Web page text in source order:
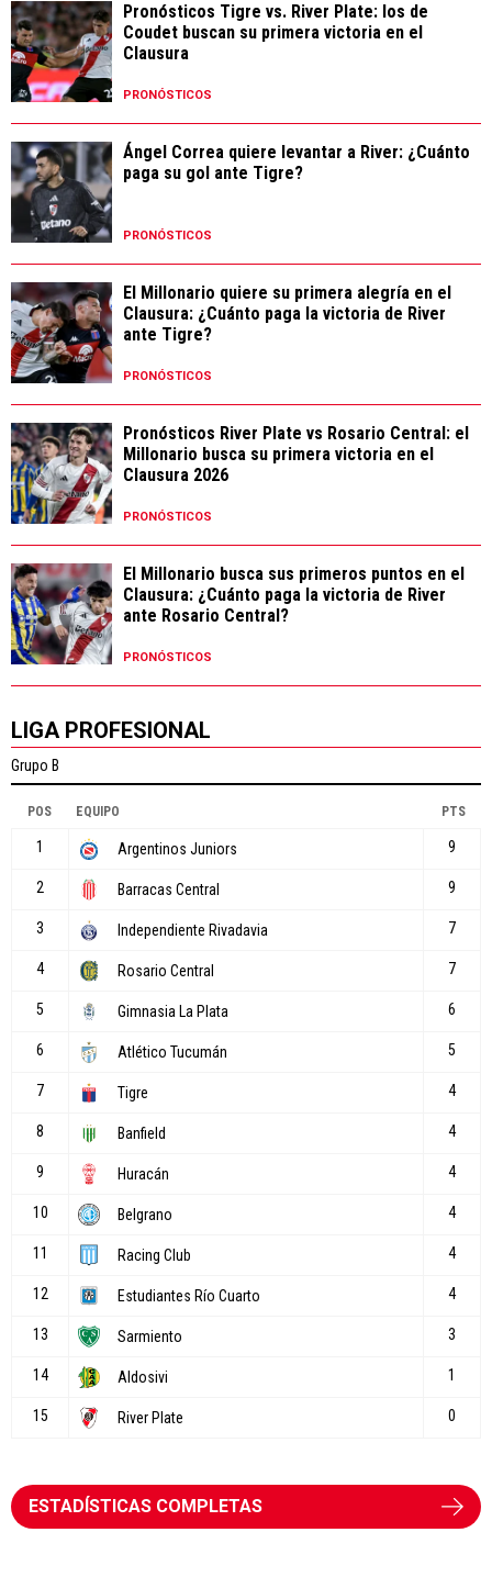
Pronósticos Tigre vs. River Plate: los de
Coudet buscan su primera victoria en el
Clausura
PRONÓSTICOS
Ángel Correa quiere levantar a River: ¿Cuánto
paga su gol ante Tigre?
PRONÓSTICOS
El Millonario quiere su primera alegría en el
Clausura: ¿Cuánto paga la victoria de River
ante Tigre?
PRONÓSTICOS
Pronósticos River Plate vs Rosario Central: el
Millonario busca su primera victoria en el
Clausura 2026
PRONÓSTICOS
El Millonario busca sus primeros puntos en el
Clausura: ¿Cuánto paga la victoria de River
ante Rosario Central?
PRONÓSTICOS
LIGA PROFESIONAL
ESTADÍSTICAS COMPLETAS